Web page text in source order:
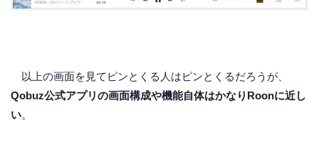
以上の画面を見てピンとくる人はピンとくるだろうが、
Qobuz公式アプリの画面構成や機能自体はかなりRoonに近し
い。